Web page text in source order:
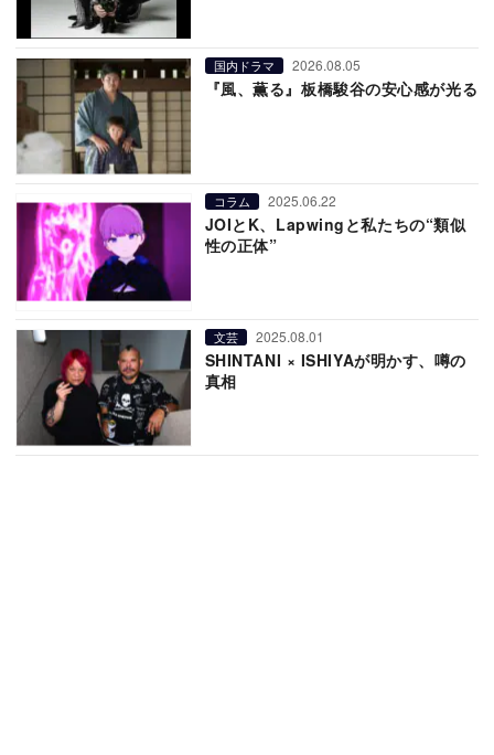
国内ドラマ 2026.08.05
『風、薫る』板橋駿谷の安心感が光る
コラム 2025.06.22
JOIとK、Lapwingと私たちの“類似
性の正体”
文芸 2025.08.01
SHINTANI × ISHIYAが明かす、噂の
真相